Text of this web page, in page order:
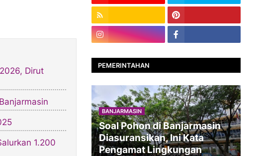
Dirut
1.200
PEMERINTAHAN
BANJARMASIN
Soal Pohon di Banjarmasin
Diasuransikan, Ini Kata
Pengamat Lingkungan